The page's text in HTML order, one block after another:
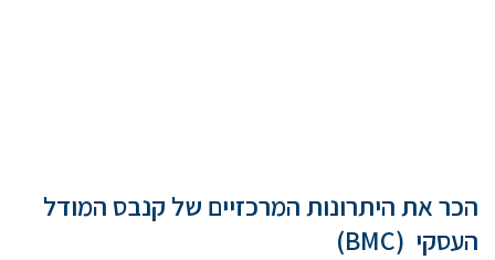
הכר את היתרונות המרכזיים של קנבס המודל
העסקי (BMC)